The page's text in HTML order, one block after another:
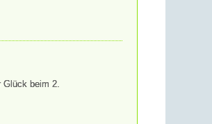
Glück beim 2.